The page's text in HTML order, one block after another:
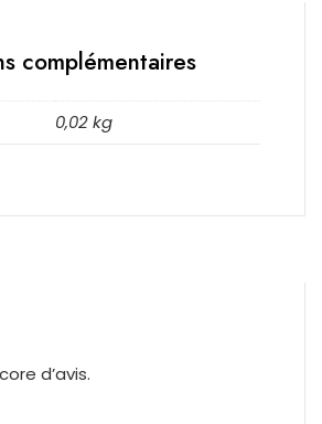
complémentaires
0,02 kg
d’avis.